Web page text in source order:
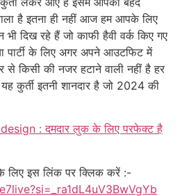
है इतना ही नहीं आज हम आपके लिए
भी दिख रहे हैं जो काफी हैवी वर्क किए गए
के लिए अगर अपने आउटफिट में
किसी की नजर हटाने वाली नहीं है हर
कुर्ती इतनी शानदार है जो 2024 की
: दमदार लुक के लिए परफेक्ट है
लिए इस लिंक पर क्लिक करें :-